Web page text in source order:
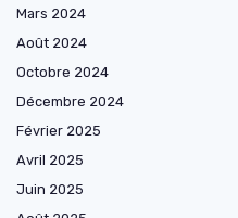
Mars 2024
Août 2024
Octobre 2024
Décembre 2024
Février 2025
Avril 2025
Juin 2025